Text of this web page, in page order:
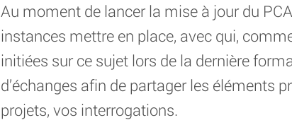
Au moment de lancer la mise à jour du
instances mettre en place, avec qui,
initiées sur ce sujet lors de la dernière
d’échanges afin de partager les éléments
projets, vos interrogations.